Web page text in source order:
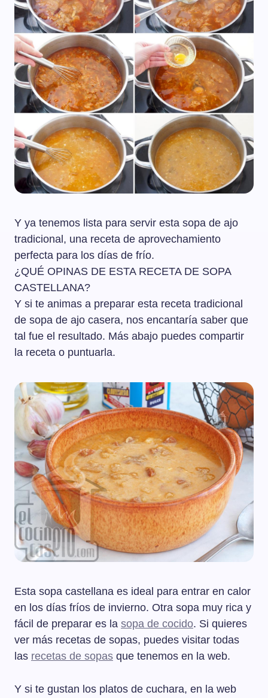
Y ya tenemos lista para servir esta sopa de ajo
tradicional, una receta de aprovechamiento
perfecta para los días de frío.
¿QUÉ OPINAS DE ESTA RECETA DE SOPA
CASTELLANA?
Y si te animas a preparar esta receta tradicional
de sopa de ajo casera, nos encantaría saber que
tal fue el resultado. Más abajo puedes compartir
la receta o puntuarla.
Esta sopa castellana es ideal para entrar en calor
en los días fríos de invierno. Otra sopa muy rica y
fácil de preparar es la sopa de cocido. Si quieres
ver más recetas de sopas, puedes visitar todas
las recetas de sopas que tenemos en la web.
Y si te gustan los platos de cuchara, en la web